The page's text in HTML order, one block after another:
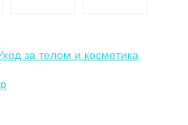
за телом и косметика